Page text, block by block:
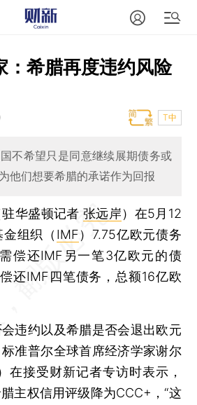
：希腊再度违约风险
T中
不希望只是同意继续展期债务或
他们想要希腊的承诺作为回报
驻华盛顿记者 张远岸） 在5月12
组织（ IMF）7.75亿欧元债务
偿还IMF另一笔3亿欧元的债
还IMF四笔债务，总额16亿欧
约以及希腊是否会退出欧元
准普尔全球首席经济学家谢尔
在接受财新记者专访时表示，
主权信用评级降为CCC+，“这